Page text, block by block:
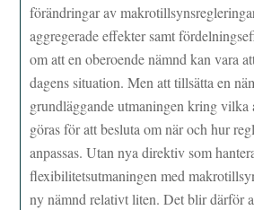
förändringar av
aggregerade effekter samt
om att en oberoende nämnd kan vara
dagens situation. Men att tillsätta en
grundläggande utmaningen kring
göras för att besluta om när och hur
anpassas. Utan nya direktiv som
flexibilitetsutmaningen med
ny nämnd relativt liten. Det blir därför